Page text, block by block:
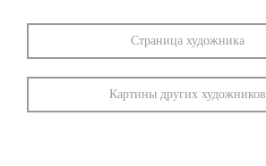
Страница художника
Картины других художников